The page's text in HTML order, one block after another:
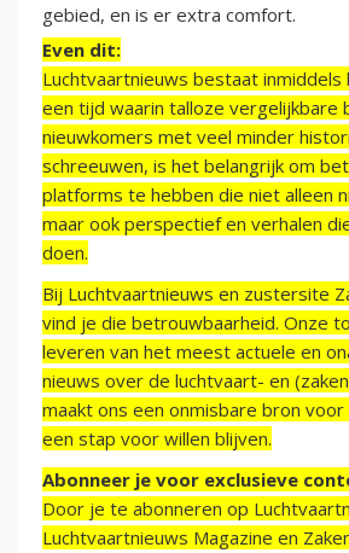
gebied, en is er extra comfort.
Even dit:
Luchtvaartnieuws bestaat inmiddels
een tijd waarin talloze vergelijkbare
nieuwkomers met veel minder
schreeuwen, is het belangrijk om
platforms te hebben die niet alleen
maar ook perspectief en verhalen
doen.
Bij Luchtvaartnieuws en zustersite
vind je die betrouwbaarheid. Onze
leveren van het meest actuele en
nieuws over de luchtvaart- en
maakt ons een onmisbare bron
een stap voor willen blijven.
Abonneer je voor exclusieve
Door je te abonneren op
Luchtvaartnieuws Magazine en